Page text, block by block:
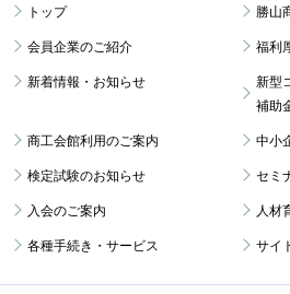
トップ 勝山
会員企業のご紹介 福利
新着情報・お知らせ
新型
補助
商工会館利用のご案内 中小
検定試験のお知らせ セミ
入会のご案内 人材
各種手続き・サービス サイ